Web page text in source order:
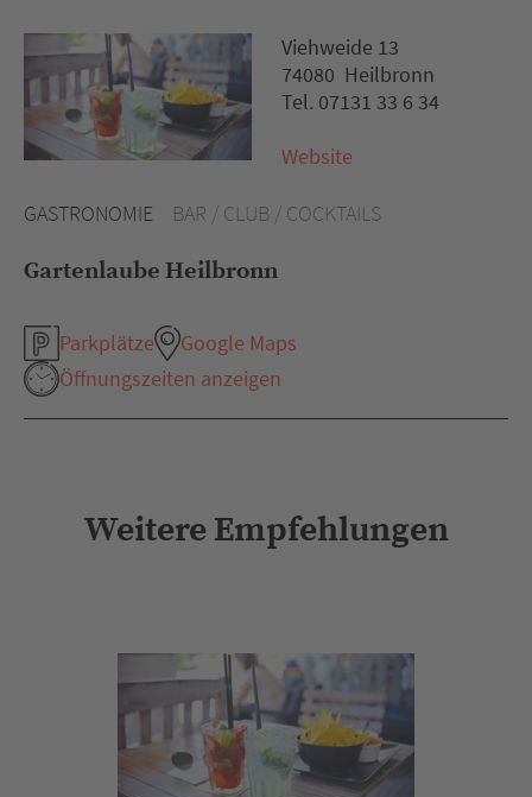
GASTRONOMIE BAR / CLUB / COCKTAILS
Gartenlaube Heilbronn
Parkplätze
Google Maps
Öffnungszeiten anzeigen
Viehweide 13
74080 Heilbronn
Tel. 07131 33 6 34
Website
Weitere Empfehlungen